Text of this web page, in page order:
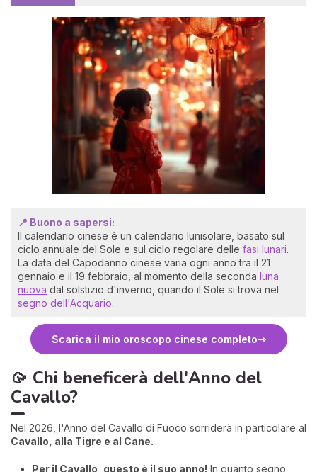
📍 Buono a sapersi:
Il calendario cinese è un calendario lunisolare, basato sul
ciclo annuale del Sole e sul ciclo regolare delle fasi lunari.
La data del Capodanno cinese varia ogni anno tra il 21
gennaio e il 19 febbraio, al momento della seconda luna
nuova dal solstizio d'inverno, quando il Sole si trova nel
segno dell'Acquario.
Scarica il mio oroscopo cinese completo
🥠 Chi beneficerà dell'Anno del
Cavallo?
Nel 2026, l'Anno del Cavallo di Fuoco sorriderà in particolare al
Cavallo, alla Tigre e al Cane.
Per il Cavallo, questo è il suo anno! In quanto segno